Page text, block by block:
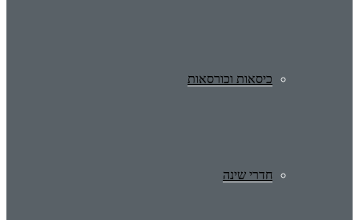
כיסאות וכורסאות
חדרי שינה